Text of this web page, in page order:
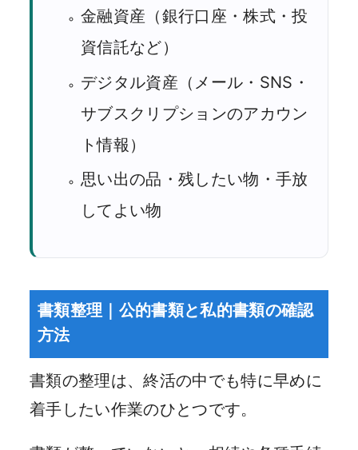
金融資産（銀行口座・株式・投
資信託など）
デジタル資産（メール・SNS・
サブスクリプションのアカウン
ト情報）
思い出の品・残したい物・手放
してよい物
書類整理｜公的書類と私的書類の確認
方法
書類の整理は、終活の中でも特に早めに
着手したい作業のひとつです。